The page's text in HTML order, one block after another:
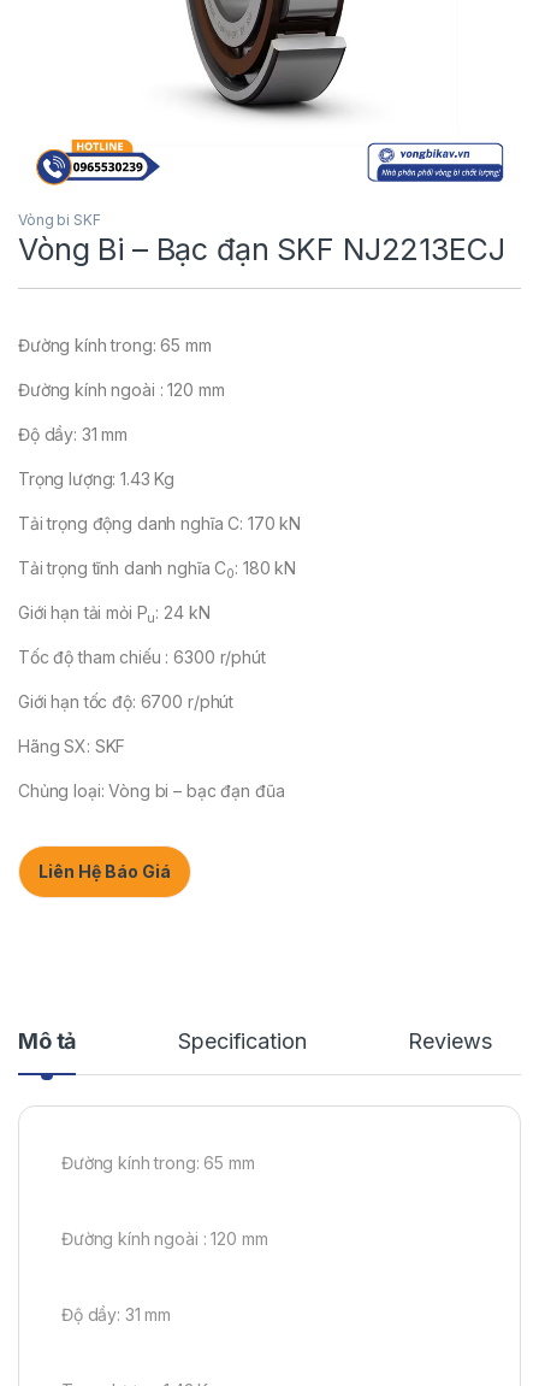
Vòng bi SKF
Vòng Bi – Bạc đạn SKF NJ2213ECJ
Đường kính trong: 65 mm
Đường kính ngoài : 120 mm
Độ dầy: 31 mm
Trọng lượng: 1.43 Kg
Tải trọng động danh nghĩa C: 170 kN
Tải trọng tĩnh danh nghĩa C0: 180 kN
Giới hạn tải mỏi Pu: 24 kN
Tốc độ tham chiếu : 6300 r/phút
Giới hạn tốc độ: 6700 r/phút
Hãng SX: SKF
Chủng loại: Vòng bi – bạc đạn đũa
Liên Hệ Báo Giá
Mô tả Specification Reviews
Đường kính trong: 65 mm
Đường kính ngoài : 120 mm
Độ dầy: 31 mm